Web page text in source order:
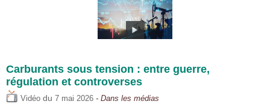
Carburants sous tension : entre guerre,
régulation et controverses
Vidéo du 7 mai 2026 - Dans les médias